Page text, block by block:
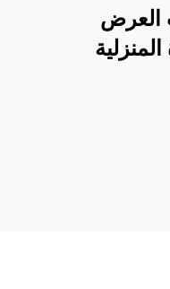
العرض